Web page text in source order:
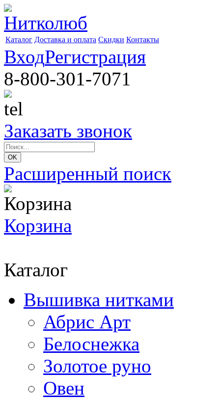
Каталог Доставка и оплата Скидки Контакты
ВходРегистрация
8-800-301-7071
Заказать звонок
Расширенный поиск
Корзина
Каталог
Вышивка нитками
Абрис Арт
Белоснежка
Золотое руно
Овен